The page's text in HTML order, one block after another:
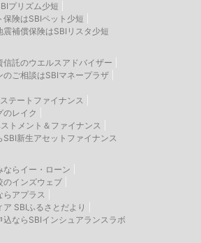
プリズム少短
険はSBIペット少短
補償保険はSBIリスタ少短
託のウエルスアドバイザー
ご相談はSBIマネープラザ
テートファイナンス
のレイク
トメント＆ファイナンス
新生アセットファイナンス
ならイー・ローン
のインズウェブ
らアプラス
SBIふるさとだより
ならSBIインシュアランスラボ